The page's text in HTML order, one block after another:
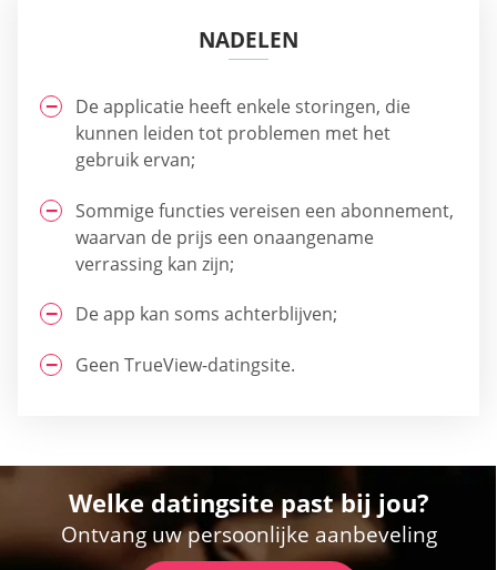
NADELEN
De applicatie heeft enkele storingen, die
kunnen leiden tot problemen met het
gebruik ervan;
Sommige functies vereisen een abonnement,
waarvan de prijs een onaangename
verrassing kan zijn;
De app kan soms achterblijven;
Geen TrueView-datingsite.
Welke datingsite past bij jou?
Ontvang uw persoonlijke aanbeveling